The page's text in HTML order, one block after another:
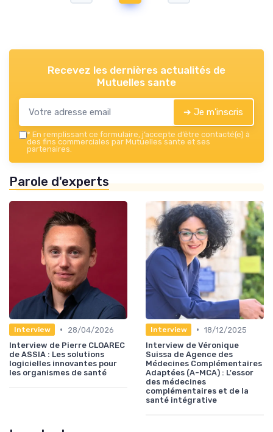
Recevez les dernières actualités de
Mutuelles sante
➔ Je m'inscris
* En remplissant ce formulaire, j’accepte d’être contacté(e) à
des fins commerciales par Mutuelles sante et ses
partenaires.
Parole d'experts
Interview •
28/04/2026
Interview de Pierre CLOAREC
de ASSIA : Les solutions
logicielles innovantes pour
les organismes de santé
Interview • 18/12/2025
Interview de Véronique
Suissa de Agence des
Médecines Complémentaires
Adaptées (A-MCA) : L'essor
des médecines
complémentaires et de la
santé intégrative